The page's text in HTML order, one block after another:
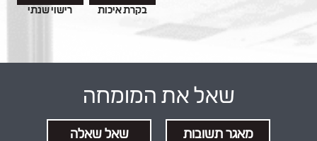
רישוי שנתי בקרת איכות
שאל את המומחה
מאגר תשובות שאל שאלה